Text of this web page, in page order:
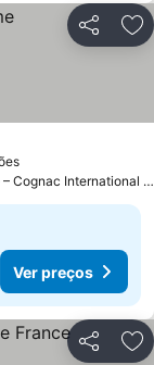
Partilhar
a 9.8 km de Angoulême – Cognac International Airport
Ver preços
Partilhar